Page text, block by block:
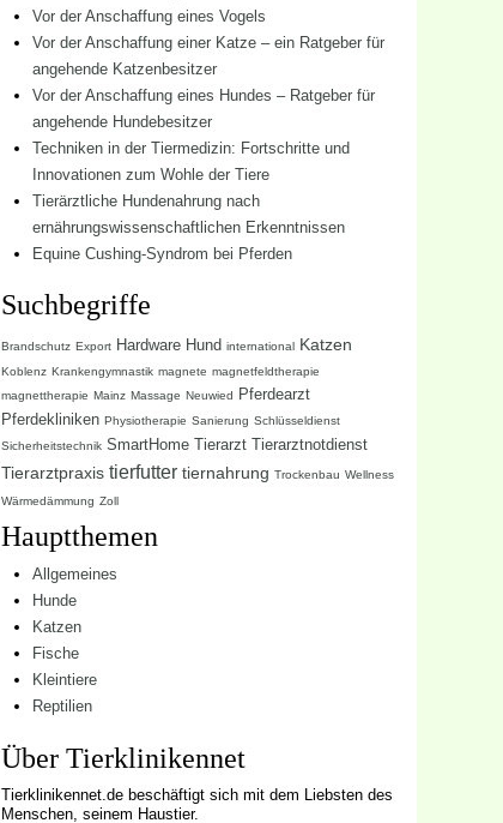
Vor der Anschaffung eines Vogels
Vor der Anschaffung einer Katze – ein Ratgeber für
angehende Katzenbesitzer
Vor der Anschaffung eines Hundes – Ratgeber für
angehende Hundebesitzer
Techniken in der Tiermedizin: Fortschritte und
Innovationen zum Wohle der Tiere
Tierärztliche Hundenahrung nach
ernährungswissenschaftlichen Erkenntnissen
Equine Cushing-Syndrom bei Pferden
Suchbegriffe
Brandschutz Export Hardware Hund international Katzen
Koblenz Krankengymnastik magnete magnetfeldtherapie
magnettherapie Mainz Massage Neuwied
Pferdearzt
Pferdekliniken Physiotherapie Sanierung Schlüsseldienst
Sicherheitstechnik SmartHome Tierarzt Tierarztnotdienst
Tierarztpraxis tierfutter tiernahrung Trockenbau Wellness
Wärmedämmung Zoll
Hauptthemen
Allgemeines
Hunde
Katzen
Fische
Kleintiere
Reptilien
Über Tierklinikennet
Tierklinikennet.de beschäftigt sich mit dem Liebsten des
Menschen, seinem Haustier.